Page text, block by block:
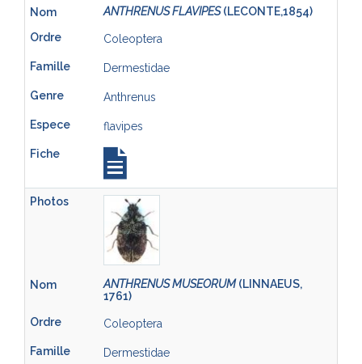
ANTHRENUS FLAVIPES(LECONTE,1854)
Coleoptera
Dermestidae
Anthrenus
flavipes
ANTHRENUS MUSEORUM(LINNAEUS,
1761)
Coleoptera
Dermestidae